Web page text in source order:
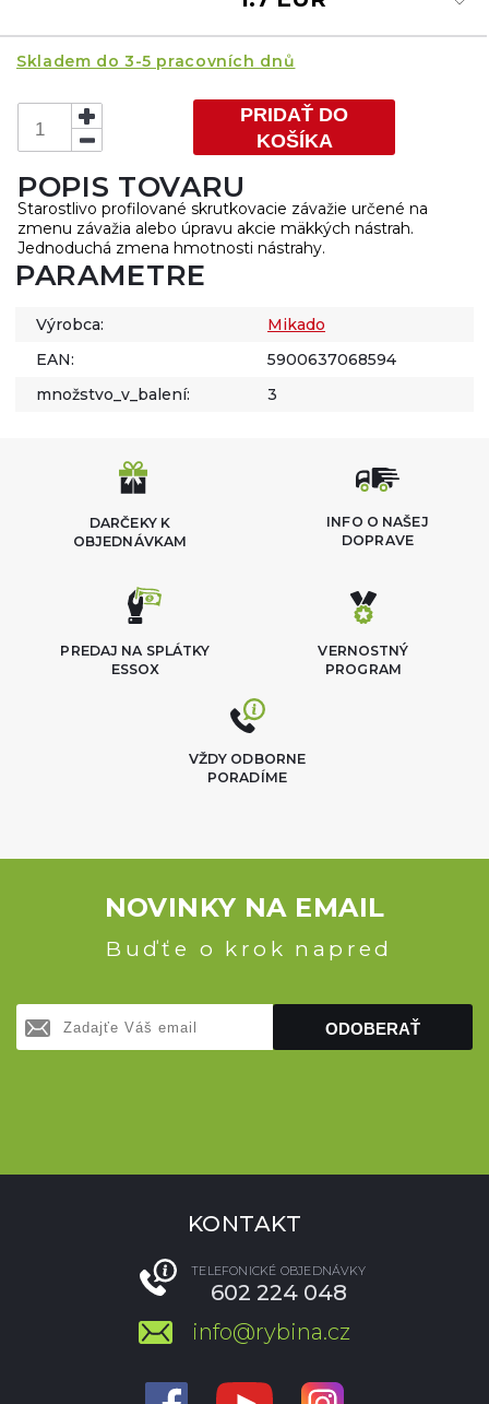
Skladem do 3-5 pracovních dnů
PRIDAŤ DO
KOŠÍKA
POPIS TOVARU
Starostlivo profilované skrutkovacie závažie určené na
zmenu závažia alebo úpravu akcie mäkkých nástrah.
Jednoduchá zmena hmotnosti nástrahy.
PARAMETRE
Výrobca:
Mikado
EAN:
5900637068594
množstvo_v_balení:
3
DARČEKY K
OBJEDNÁVKAM
INFO O NAŠEJ
DOPRAVE
VERNOSTNÝ
PROGRAM
PREDAJ NA SPLÁTKY
ESSOX
VŽDY ODBORNE
PORADÍME
NOVINKY NA EMAIL
Buďťe o krok napred
ODOBERAŤ
KONTAKT
TELEFONICKÉ OBJEDNÁVKY
602 224 048
info@rybina.cz